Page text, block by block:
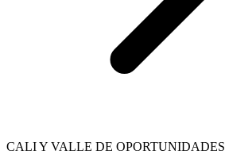
CALI Y VALLE DE OPORTUNIDADES